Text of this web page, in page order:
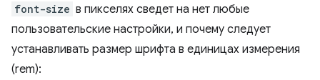
font-size в пикселях сведет на нет любые
пользовательские настройки, и почему следует
устанавливать размер шрифта в единицах измерения
(rem):